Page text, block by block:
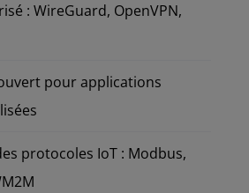
: WireGuard, OpenVPN,
pour applications
protocoles IoT : Modbus,